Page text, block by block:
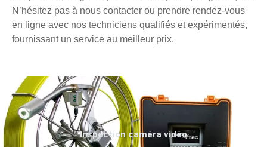
N’hésitez pas à nous contacter ou prendre rendez-vous
en ligne avec nos techniciens qualifiés et expérimentés,
fournissant un service au meilleur prix.
Inspection caméra vidéo